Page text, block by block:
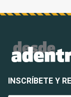
INSCRÍBETE Y